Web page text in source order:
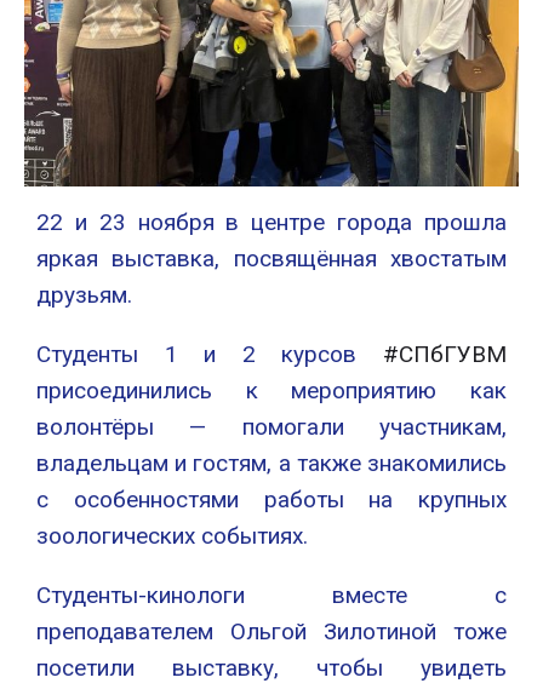
22 и 23 ноября в центре города прошла
яркая выставка, посвящённая хвостатым
друзьям.
Студенты 1 и 2 курсов #СПбГУВМ
присоединились к мероприятию как
волонтёры — помогали участникам,
владельцам и гостям, а также знакомились
с особенностями работы на крупных
зоологических событиях.
Студенты-кинологи вместе с
преподавателем Ольгой Зилотиной тоже
посетили выставку, чтобы увидеть